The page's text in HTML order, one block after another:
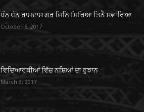
ਧੰਨੁ ਧੰਨੁ ਰਾਮਦਾਸ ਗੁਰੁ ਜਿਨਿ ਸਿਰਿਆ ਤਿਨੈ ਸਵਾਰਿਆ
October 6, 2017
ਵਿਦਿਆਰਥੀਆਂ ਵਿੱਚ ਨਸ਼ਿਆਂ ਦਾ ਰੁਝਾਨ
March 3, 2017